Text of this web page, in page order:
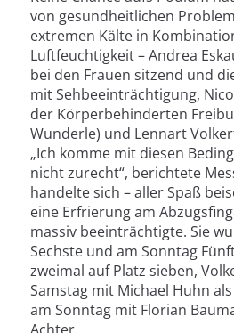
von gesundheitlichen
extremen Kälte in
Luftfeuchtigkeit – Andrea
bei den Frauen sitzend und
mit Sehbeeinträchtigung,
der Körperbehinderten
Wunderle) und Lennart
„Ich komme mit diesen
nicht zurecht“, berichtete
handelte sich – aller Spaß
eine Erfrierung am
massiv beeinträchtigte. Sie
Sechste und am Sonntag
zweimal auf Platz sieben,
Samstag mit Michael Huhn
am Sonntag mit Florian
Achter.